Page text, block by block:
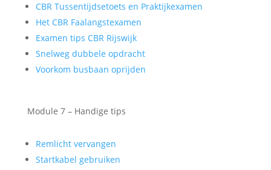
CBR Tussentijdsetoets en Praktijkexamen
Het CBR Faalangstexamen
Examen tips CBR Rijswijk
Snelweg dubbele opdracht
Voorkom busbaan oprijden
Module 7 – Handige tips
Remlicht vervangen
Startkabel gebruiken